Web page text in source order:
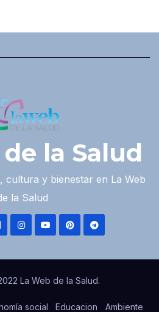
la Salud
cultura y bienestar en La Web
la Salud
La Web de la Salud.
social Educacion Ambiente